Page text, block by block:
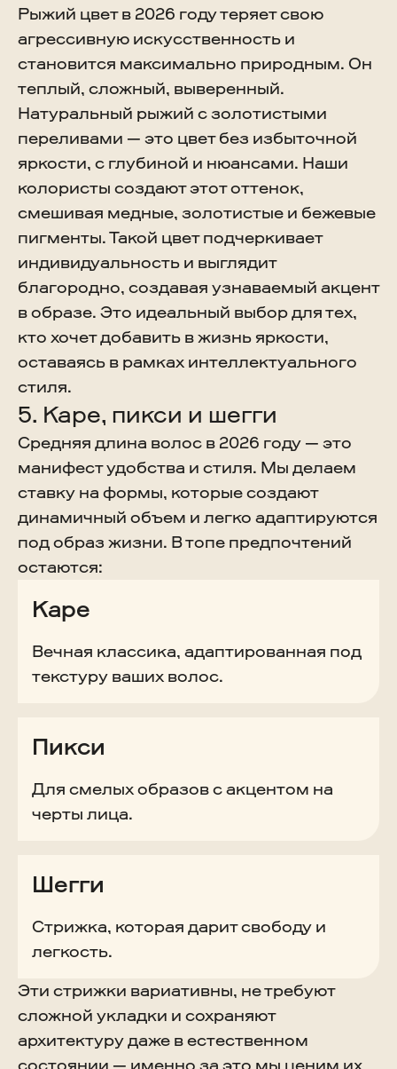
Рыжий цвет в 2026 году теряет свою
агрессивную искусственность и
становится максимально природным. Он
теплый, сложный, выверенный.
Натуральный рыжий с золотистыми
переливами — это цвет без избыточной
яркости, с глубиной и нюансами. Наши
колористы создают этот оттенок,
смешивая медные, золотистые и бежевые
пигменты. Такой цвет подчеркивает
индивидуальность и выглядит
благородно, создавая узнаваемый акцент
в образе. Это идеальный выбор для тех,
кто хочет добавить в жизнь яркости,
оставаясь в рамках интеллектуального
стиля.
5. Каре, пикси и шегги
Средняя длина волос в 2026 году — это
манифест удобства и стиля. Мы делаем
ставку на формы, которые создают
динамичный объем и легко адаптируются
под образ жизни. В топе предпочтений
остаются:
Каре
Вечная классика, адаптированная под
текстуру ваших волос.
Пикси
Для смелых образов с акцентом на
черты лица.
Шегги
Стрижка, которая дарит свободу и
легкость.
Эти стрижки вариативны, не требуют
сложной укладки и сохраняют
архитектуру даже в естественном
состоянии — именно за это мы ценим их